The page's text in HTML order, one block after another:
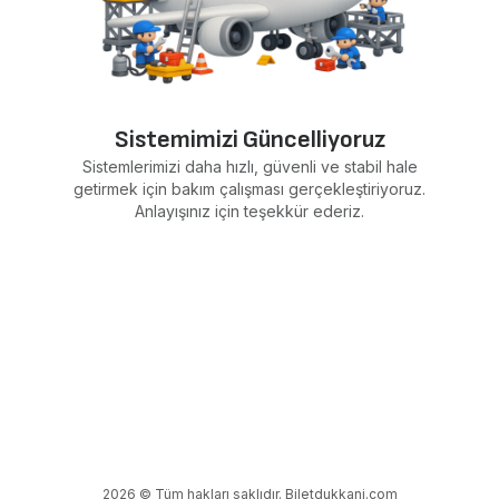
Sistemimizi Güncelliyoruz
Sistemlerimizi daha hızlı, güvenli ve stabil hale
getirmek için bakım çalışması gerçekleştiriyoruz.
Anlayışınız için teşekkür ederiz.
2026 © Tüm hakları saklıdır. Biletdukkani.com